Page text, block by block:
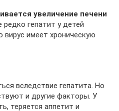
увеличение печени
редко гепатит у детей
вирус имеет хроническую
вследствие гепатита. Но
и другие факторы. У
теряется аппетит и